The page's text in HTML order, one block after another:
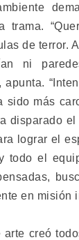
trama.
de terror.
ni
apunta.
sido más
disparado
lograr el
todo el
en misión
arte creó